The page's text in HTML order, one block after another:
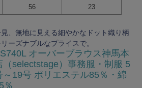
56
23
、無地に見える細やかなドット織り柄
ーズナブルなプライスで。
オーバーブラウス神馬本
（selectstage）事務服・制服 5
～19号 ポリエステル85％・綿
％